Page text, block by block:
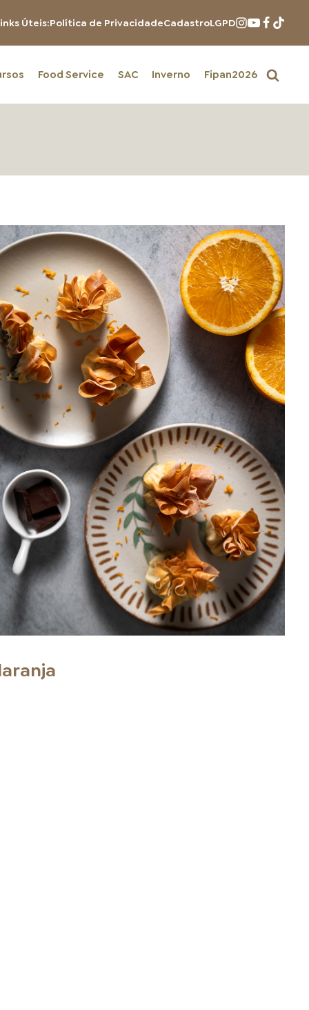
Úteis:Política de PrivacidadeCadastroLGPD
Food Service SAC Inverno Fipan2026
DISTRIBUIDORES E REPRESENTANTES
AGENDA DE CURSOS
ACESSO PARA PARCEIROS